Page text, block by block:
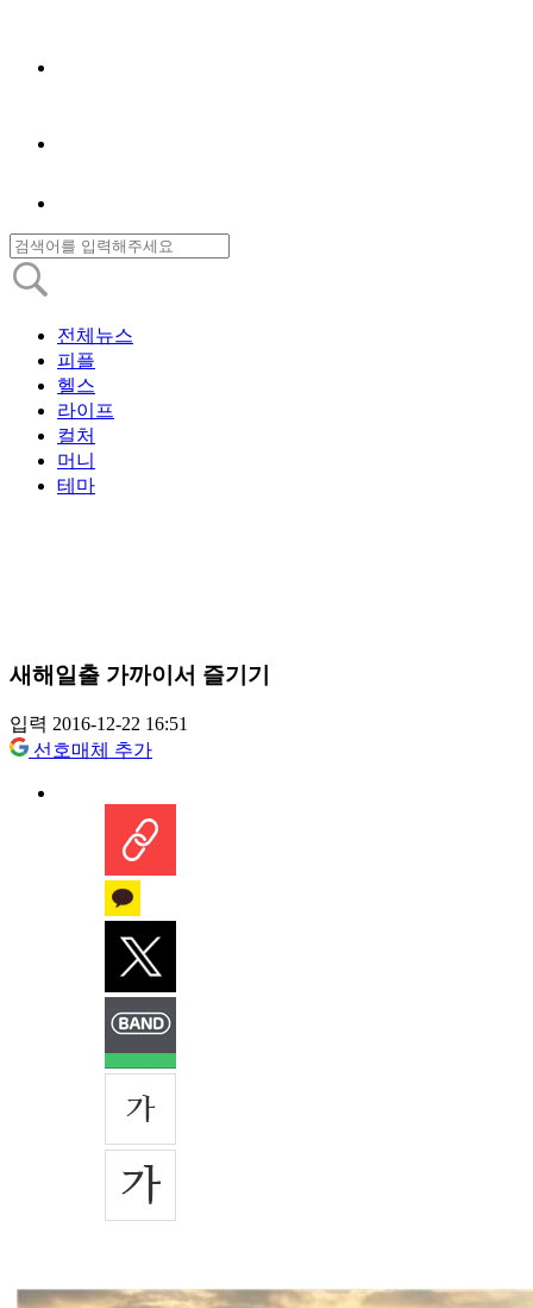
전체뉴스
피플
헬스
라이프
컬처
머니
테마
새해일출 가까이서 즐기기
입력 2016-12-22 16:51
선호매체 추가